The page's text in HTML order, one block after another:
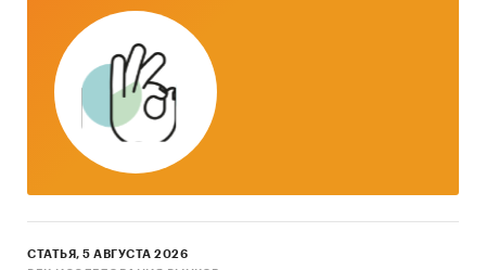
СТАТЬЯ, 5 АВГУСТА 2026